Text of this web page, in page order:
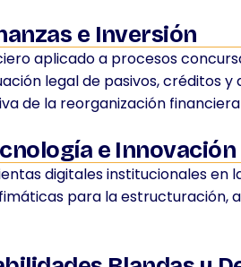
e Inversión
aplicado a procesos
legal de pasivos, créditos
de la reorganización
e Innovación
digitales institucionales en
para la estructuración,